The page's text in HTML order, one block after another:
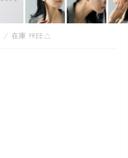
/ 在庫 FREE:△